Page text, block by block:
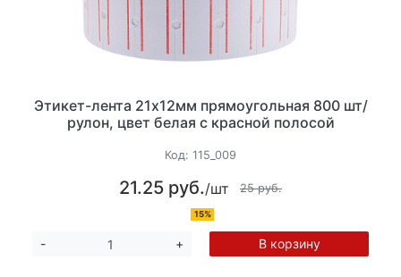
Этикет-лента 21х12мм прямоугольная 800 шт/
рулон, цвет белая с красной полосой
Код: 115_009
21.25 руб./шт 25 руб.
15%
- + В корзину